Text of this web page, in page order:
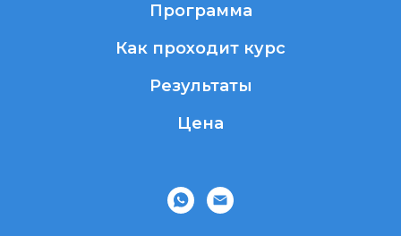
Программа
Как проходит курс
Результаты
Цена